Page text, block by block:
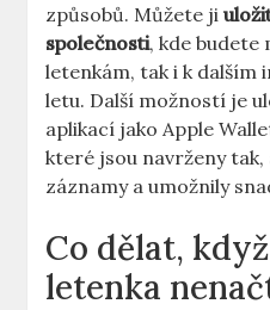
způsobů. Můžete ji
společnosti, kde
letenkám, tak i k dalším
letu. Další možností je
aplikací jako Apple
které jsou navrženy
záznamy a umožnily
Co dělat,
letenka